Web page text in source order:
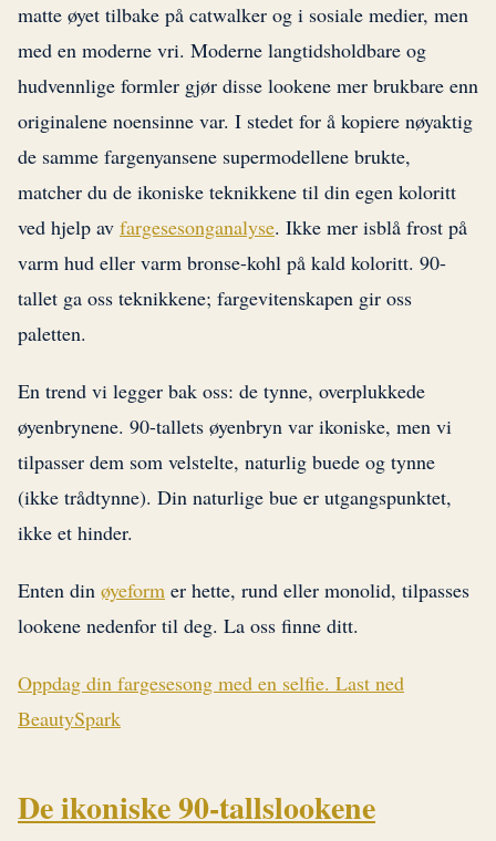
matte øyet tilbake på catwalker og i sosiale medier, men
med en moderne vri. Moderne langtidsholdbare og
hudvennlige formler gjør disse lookene mer brukbare enn
originalene noensinne var. I stedet for å kopiere nøyaktig
de samme fargenyansene supermodellene brukte,
matcher du de ikoniske teknikkene til din egen koloritt
ved hjelp av fargesesonganalyse. Ikke mer isblå frost på
varm hud eller varm bronse-kohl på kald koloritt. 90-
tallet ga oss teknikkene; fargevitenskapen gir oss
paletten.
En trend vi legger bak oss: de tynne, overplukkede
øyenbrynene. 90-tallets øyenbryn var ikoniske, men vi
tilpasser dem som velstelte, naturlig buede og tynne
(ikke trådtynne). Din naturlige bue er utgangspunktet,
ikke et hinder.
Enten din øyeform er hette, rund eller monolid, tilpasses
lookene nedenfor til deg. La oss finne ditt.
Oppdag din fargesesong med en selfie. Last ned
BeautySpark
De ikoniske 90-tallslookene